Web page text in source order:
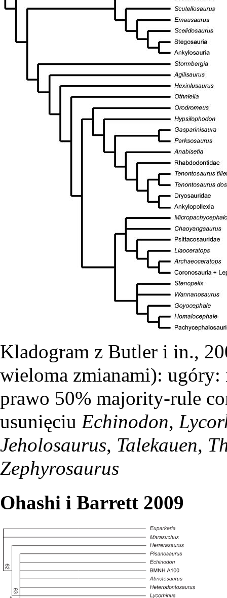
Kladogram z Butler i in.,
wieloma zmianami): ugóry:
prawo 50% majority-rule
usunięciu Echinodon,
Jeholosaurus, Talekauen,
Zephyrosaurus
Ohashi i Barrett 2009